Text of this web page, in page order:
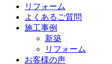
リフォーム
よくあるご質問
施工事例
新築
リフォーム
お客様の声